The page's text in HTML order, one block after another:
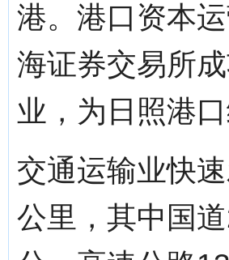
港。港口资本
海证券交易所
业，为日照港
交通运输业快
公里，其中国